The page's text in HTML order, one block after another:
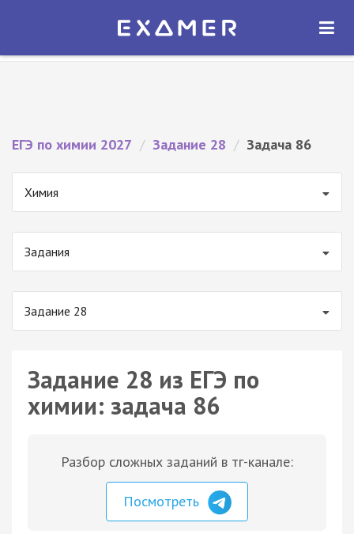
Экзамер — ЕГЭ 2027
ОТКРЫТЬ
ЕГЭ по химии 2027 / Задание 28 / Задача 86
Химия
Задания
Задание 28
Задание 28 из ЕГЭ по
химии: задача 86
Разбор сложных заданий в тг-канале:
Посмотреть